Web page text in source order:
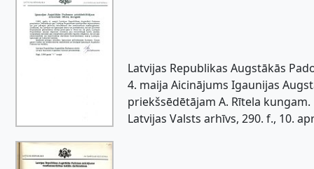
Latvijas Republikas Augstākās
4. maija Aicinājums Igaunijas
priekšsēdētājam A. Rītela kungam.
Latvijas Valsts arhīvs, 290. f., 10.